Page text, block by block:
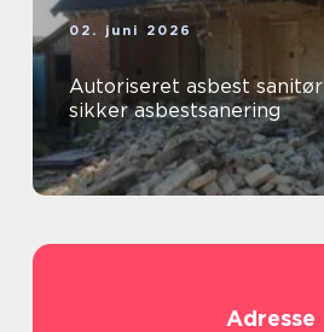
02. juni 2026
Autoriseret asbest sanitør sådan foregår
sikker asbestsanering
Adresse